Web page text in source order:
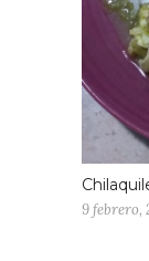
9 febrero,